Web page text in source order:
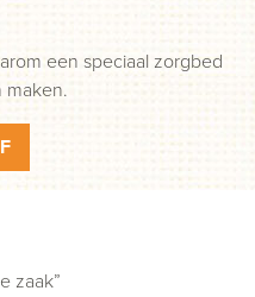
een speciaal zorgbed
maken.
zaak”